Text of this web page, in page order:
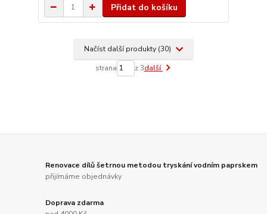
Přidat do košíku
Načíst další produkty (30)
strana z 3další
Renovace dílů šetrnou metodou tryskání vodním paprskem
přijímáme objednávky
Doprava zdarma